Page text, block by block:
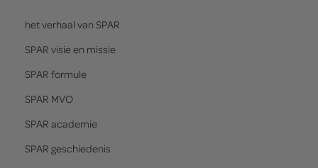
het verhaal van SPAR
SPAR visie en missie
SPAR formule
SPAR MVO
SPAR academie
SPAR geschiedenis